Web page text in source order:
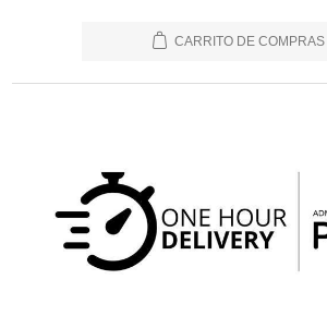
CARRITO DE COMPRAS